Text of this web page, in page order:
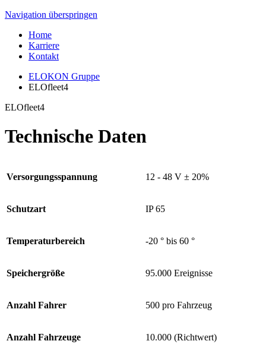
Navigation überspringen
Home
Karriere
Kontakt
ELOKON Gruppe
ELOfleet4
ELOfleet4
Technische Daten
Versorgungsspannung 12 - 48 V ± 20%
Schutzart IP 65
Temperaturbereich -20 ° bis 60 °
Speichergröße 95.000 Ereignisse
Anzahl Fahrer 500 pro Fahrzeug
Anzahl Fahrzeuge 10.000 (Richtwert)